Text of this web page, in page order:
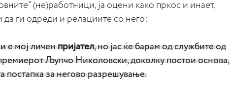
(не)работници, ја оцени како пркос и инает,
да ги одреди и релациите со него:
е мој личенпријател, но јас ќе барам од службите од
Љупчо Николовски, доколку постои основа,
постапка за негово разрешување.